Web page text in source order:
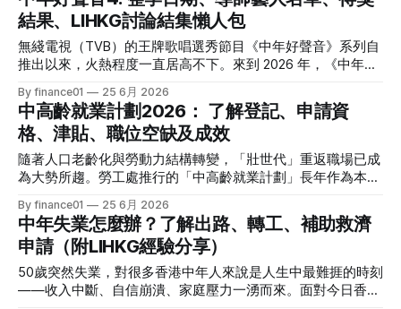
估算年化股息率 / 派息率派息頻率核心定位與優勢港股中國移
強，兼具防守與增長。港股中國海洋石油 (00883)能源藍籌
5.8% - 6.0%半年配受益於地緣政治與油價，
香港最新主流低風險投資產品，橫向比較其利弊，並揭秘連登
（LIHKG）「財經台」巴打們最真實、最不留情面的毒舌評
價！ 2026年香港熱門低風險投資工具一覽 在香港，低風險投
資主要圍繞「保本」與「高流動性」展開。以下是 2026 年最
受市場歡迎的 5 大產品比較： 投資工具2026年預估年回報率
資金鎖定期適合對象風險等級港元/美元定期存款2.4% - 4.0%1
個月至1年不等追求絕對保本、懶得操作的人⭐ (極低)美國國庫
債券 (T-Bills)4.0% - 4.5%1個月至30年不等懂得用美股 App、
結果、LIHKG討論結集懶人包
無綫電視（TVB）的王牌歌唱選秀節目《中年好聲音》系列自
推出以來，火熱程度一直居高不下。來到 2026 年，《中年好
了更新穎的賽制，舞台與音響規格全面升級，參賽者的背景更
是臥虎藏龍，由退隱江湖的昔日歌手到各行各業的隱世歌王，
再次掀起全城「追星」與「懷舊」熱潮。 如果你錯過了部分
精彩集數，或者想一氣呵成重溫整季的精華，這篇《中年好聲
音 4》全方位懶人包將為你系統化地盤點整季賽期、星級陣
容、終極結果，並結集連登（LIHKG）討論區最地道的爆笑與
血淚評價！ 《中年好聲音 4》整季賽期與播放時間表 本季
《中年好聲音 4》橫跨了 2025 年底至 2026 年第二季，整季
的戰線拉得相當漫長，分階段的對決更具張力。以下為整季的
核心賽期時間線： * 全球海選招募：2025 年 8
By finance01 25 6月 2026
中高齡就業計劃2026： 了解登記、申請資
格、津貼、職位空缺及成效
隨著人口老齡化與勞動力結構轉變，「壯世代」重返職場已成
為大勢所趨。勞工處推行的「中高齡就業計劃」長年作為本港
企業聘用年長勞動力。本文將為您全面拆解 2026 年最新優化
後的計劃內容，包括求職者登記流程、申請資格、津貼金額、
熱門職位空缺以及計劃的實際成效，助您重燃事業第二春！
一、 2026 中高齡就業計劃：核心理念與雙向登記指南 勞工處
的「中高齡就業計劃」（Employment Programme for
By finance01 25 6月 2026
中年失業怎麼辦？了解出路、轉工、補助救濟
申請（附LIHKG經驗分享）
50歲突然失業，對很多香港中年人來說是人生中最難捱的時刻
——收入中斷、自信崩潰、家庭壓力一湧而來。面對今日香港